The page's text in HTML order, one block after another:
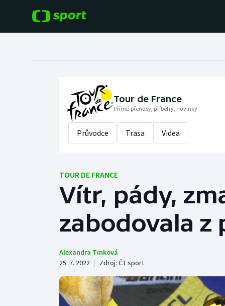
Hokej
Tenis
Atletika
Cyklistika
Baseball a softbal
Basketbal
Box
Curling
Florbal
Futsal
Tour de France
Přímé přenosy, příběhy, novinky
Průvodce Trasa Videa
TOUR DE FRANCE
Vítr, pády,
zabodovala z
Alexandra Tinková
25. 7. 2022 | Zdroj: ČT sport